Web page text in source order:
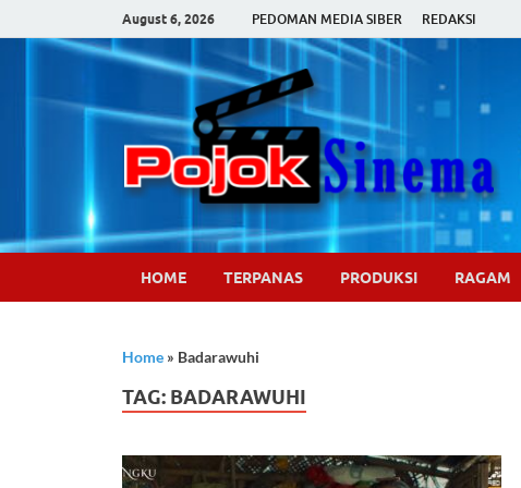
August 6, 2026 PEDOMAN MEDIA SIBER REDAKSI
HOME TERPANAS PRODUKSI RAGAM
Home » Badarawuhi
TAG: BADARAWUHI